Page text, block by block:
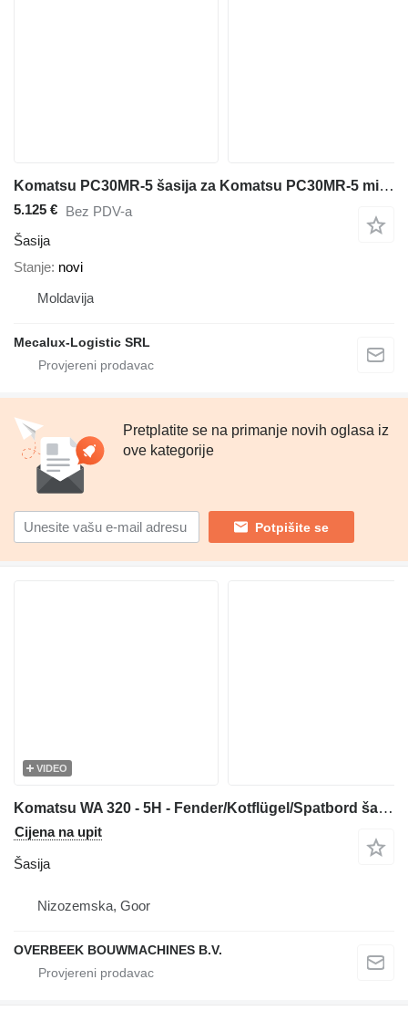
Komatsu PC30MR-5 šasija za Komatsu PC30MR-5 mini bagera
5.125 € Bez PDV-a
Šasija
Stanje novi
Moldavija
Mecalux-Logistic SRL
Pretplatite se na primanje novih oglasa iz
ove kategorije
Potpišite se
VIDEO
Komatsu WA 320 - 5H - Fender/Kotflügel/Spatbord šasija
Cijena na upit
Šasija
Nizozemska, Goor
OVERBEEK BOUWMACHINES B.V.